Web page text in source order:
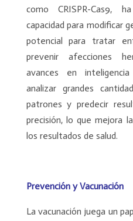
como CRISPR-Cas9,
capacidad para modificar
potencial para tratar
prevenir afecciones
avances en
analizar grandes
patrones y predecir
precisión, lo que mejora
los resultados de salud.
Prevención y Vacunación
La vacunación juega un